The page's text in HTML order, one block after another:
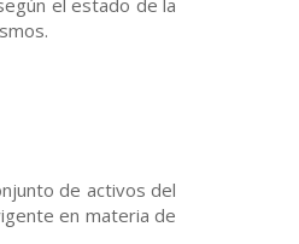
el estado de la
de activos del
en materia de